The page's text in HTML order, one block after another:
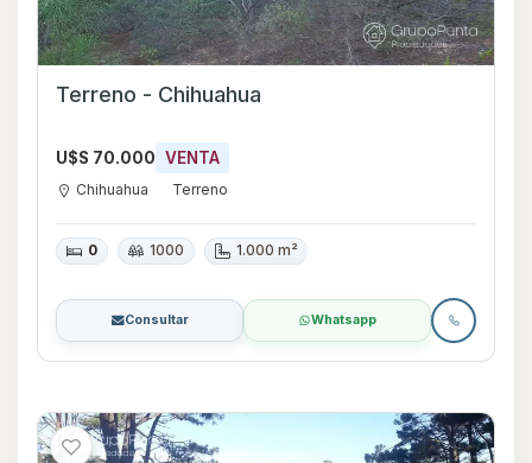
Terreno - Chihuahua
U$S 70.000 VENTA
Chihuahua Terreno
0 1000 1.000 m²
Consultar Whatsapp